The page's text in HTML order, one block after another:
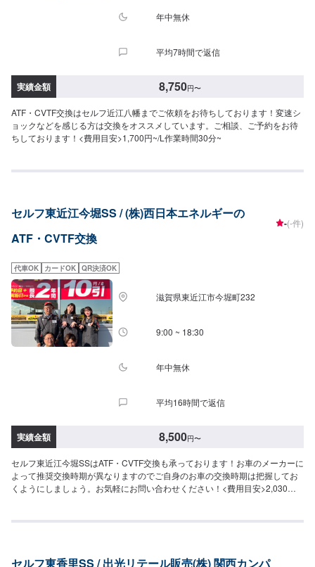
年中無休
平均7時間で返信
実績金額 8,750円〜
ATF・CVTF交換はセルフ近江八幡までご依頼をお待ちしております！変速シ
ョックなどを感じる方は交換をオススメしています。ご相談、ご予約をお待
ちしております！<費用目安>1,700円~/L作業時間30分~
セルフ東近江今堀SS / (株)西日本エネルギーの
ATF・CVTF交換
-(-件)
代車OK カードOK QR決済OK
滋賀県東近江市今堀町232
9:00 ~ 18:30
年中無休
平均16時間で返信
実績金額 8,500円〜
セルフ東近江今堀SSはATF・CVTF交換も承っております！お車のメーカーに
よって推奨交換時期が異なりますのでご自身のお車の交換時期は把握してお
くようにしましょう。お気軽にお問い合わせください！<費用目安>2,030円
セルフ東香里SS / 出光リテール販売(株) 関西カンパ